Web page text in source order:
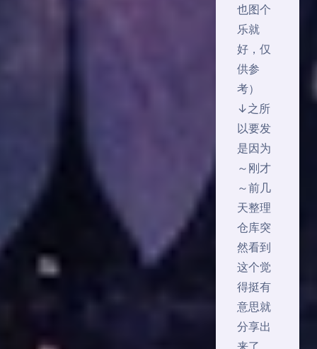
也图个
乐就
好，仅
供参
考）
↓之所
以要发
是因为
～刚才
～前几
天整理
仓库突
然看到
这个觉
得挺有
意思就
分享出